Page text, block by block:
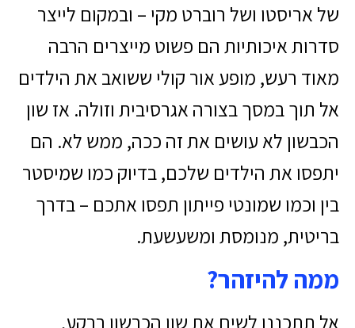
של אריסטו ושל רוברט מקי – ובמקום לייצר
סדרות איכותיות הם פשוט מייצרים הרבה
מאוד רעש, מופע אור קולי ששואב את הילדים
אל תוך במסך בצורה אגרסיבית וזולה. אז שון
הכבשון לא עושים את זה ככה, ממש לא. הם
יתפסו את הילדים שלכם, בדיוק כמו שמיסטר
בין וכמו שמונטי פייתון תפסו אתכם – בדרך
בריטית, מנומסת ומשעשעת.
ממה להיזהר?
אל תתכננו לשים את שון הכבשון ברקע,